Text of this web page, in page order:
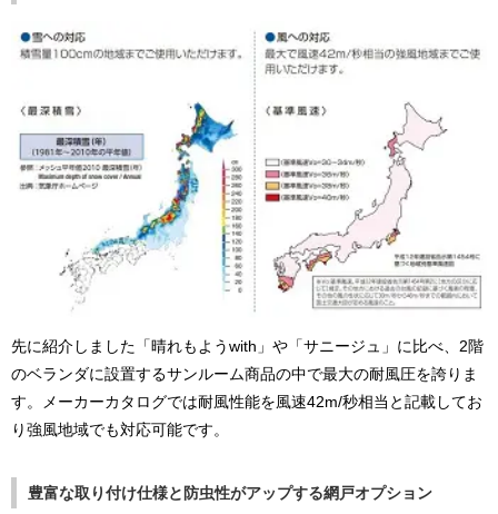
先に紹介しました「晴れもようwith」や「サニージュ」に比べ、2階
のベランダに設置するサンルーム商品の中で最大の耐風圧を誇りま
す。メーカーカタログでは耐風性能を風速42m/秒相当と記載してお
り強風地域でも対応可能です。
豊富な取り付け仕様と防虫性がアップする網戸オプション